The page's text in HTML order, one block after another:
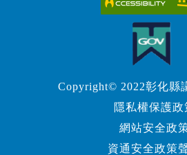
Copyright© 2022彰化縣
隱私權保護政
網站安全政
資通安全政策